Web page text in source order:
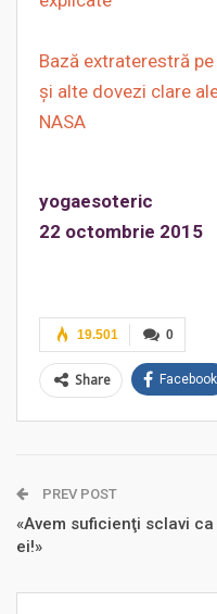
Bază extraterestră
și alte dovezi clare
NASA
yogaesoteric
22 octombrie 2015
0
19.501
Share Facebook
PREV POST
«Avem suficienţi sclavi ca
ei!»